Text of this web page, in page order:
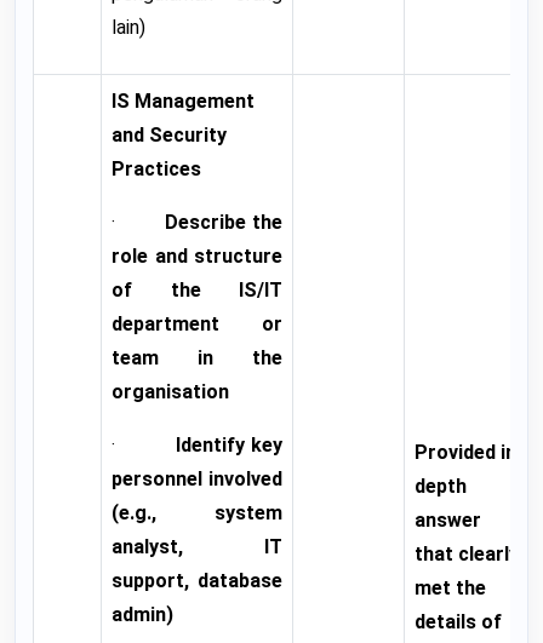
lain)
IS Management
and Security
Practices
· Describe the
role and structure
of the IS/IT
department or
team in the
organisation
· Identify key
personnel involved
(e.g., system
analyst, IT
support, database
admin)
Provided in
depth
answer
that clearly
met the
details of